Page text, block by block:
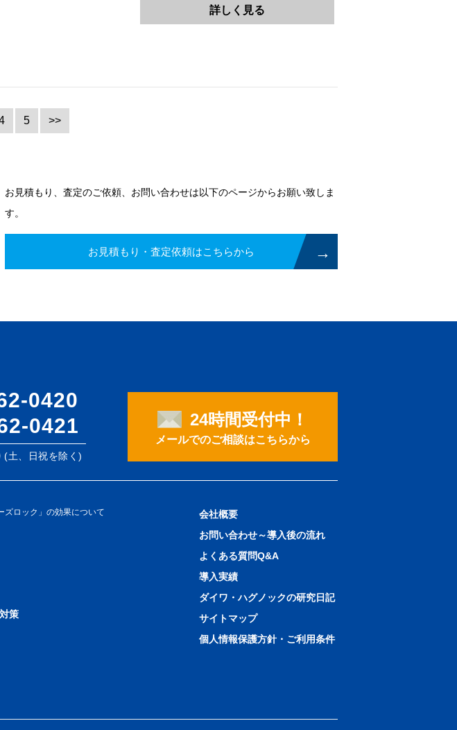
詳しく見る
5 >>
お見積もり、査定のご依頼、お問い合わせは以下のページからお願い致しま
す。
お見積もり・査定依頼はこちらから
0420
0421
土、日祝を除く)
24時間受付中！
メールでのご相談はこちらから
ズロック」の効果について
策
会社概要
お問い合わせ～導入後の流れ
よくある質問Q&A
導入実績
ダイワ・ハグノックの研究日記
サイトマップ
個人情報保護方針・ご利用条件